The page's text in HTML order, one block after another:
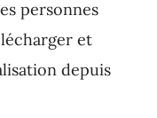
personnes
et
depuis